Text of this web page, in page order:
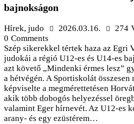
bajnokságon
Hírek, judo 2026.03.16. 274
0 Comments
Szép sikerekkel tértek haza az Egri
judokái a régió U12-es és U14-es
azt követő „Mindenki érmes lesz”
a hétvégén. A Sportiskolát
képviselte a megmérettetésen
akik több dobogós helyezéssel
valamint Eger hírnevét. Az U12-es
arany- és egy ezüstérem…